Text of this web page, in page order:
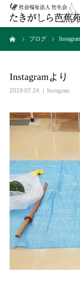
ブログ
Instagramより
2019.07.24 Instagram
HOME
施設概要
こだわり
ギャラリー
アクセス
お問い合わ